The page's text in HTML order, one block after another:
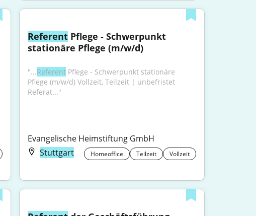
Referent Pflege - Schwerpunkt
stationäre Pflege (m/w/d)
"...Referent Pflege - Schwerpunkt stationäre
Pflege (m/w/d) Vollzeit, Teilzeit | unbefristet
Referat..."
Evangelische Heimstiftung GmbH
Stuttgart
Homeoffice Teilzeit Vollzeit